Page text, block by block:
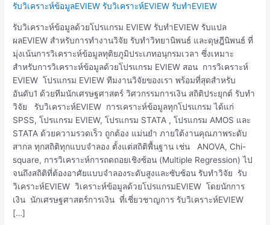
รับวิเคราะห์ข้อมูลEVIEW รับวิเคราะห์EVIEW รับทำEVIEW
รับวิเคราะห์ข้อมูลด้วยโปรแกรม EVIEW รับทำEVIEW รับแปล
ผลEVIEW สำหรับการทำงานวิจัย รับทำวิทยานิพนธ์ และดุษฎีนิพนธ์ ที่
มุ่งเน้นการวิเคราะห์ข้อมูลทุติยภูมิประเภทอนุกรมเวลา ซึ่งเหมาะ
สำหรับการวิเคราะห์ข้อมูลด้วยโปรแกรม EVIEW สอน การวิเคราะห์
EVIEW โปรแกรม EVIEW ทีมงานวิจัยของเรา พร้อมที่สุดสำหรับ
อันดับ1 ด้วยทีมนักเศรษฐศาสตร์ วิศวกรรมการเงิน สถิติประยุกต์ รับทำ
วิจัย รับวิเคราะห์EVIEW การเคราะห์ข้อมูลทุกโปรแกรม ได้แก่
SPSS, โปรแกรม EVIEW, โปรแกรม STATA , โปรแกรม AMOS และ
STATA ด้วยความรวดเร็ว ถูกต้อง แม่นยำ ภายใต้งานคุณภาพระดับ
สากล ทุกสถิติทุกแบบจำลอง ตั้งแต่สถิติพื้นฐาน เช่น ANOVA, Chi-
square, การวิเคราะห์การถดถอยเชิงซ้อน (Multiple Regression) ไป
จนถึงสถิติที่ต้องอาศัยแบบจำลองระดับสูงและซับซ้อน รับทำวิจัย รับ
วิเคราะห์EVIEW วิเคราะห์ข้อมูลด้วยโปรแกรมEVIEW โดยนักการ
เงิน นักเศรษฐศาสตร์การเงิน ที่เชี่ยวชาญการ รับวิเคราะห์EVIEW
[…]
ทำ
ใช้
ใช้
EVIEW